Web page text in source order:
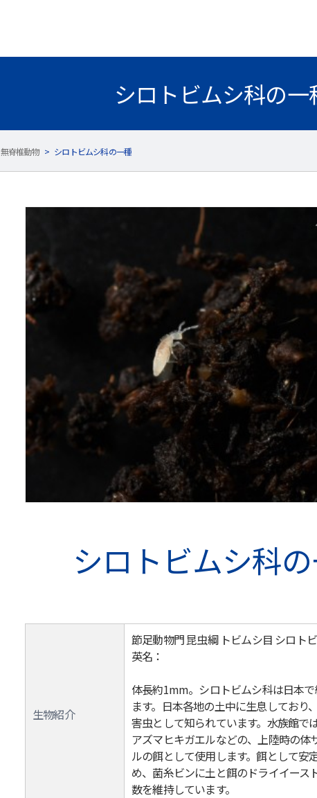
シロトビムシ科の一
無脊椎動物 > シロトビムシ科の一種
シロトビムシ科
生物紹介
節足動物門 昆虫綱 トビムシ目 シロト
英名：
体長約1mm。シロトビムシ科は日本
ます。日本各地の土中に生息しており
害虫として知られています。水族館で
アズマヒキガエルなどの、上陸時の体
ルの餌として使用します。餌として安
め、菌糸ビンに土と餌のドライイース
数を維持しています。